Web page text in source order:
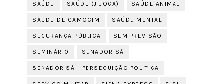
SAÚDE SAÚDE (JIJOCA) SAÚDE ANIMAL
SAÚDE DE CAMOCIM SAÚDE MENTAL
SEGURANÇA PÚBLICA SEM PREVISÃO
SEMINÁRIO SENADOR SÁ
SENADOR SÁ - PERSEGUIÇÃO POLITICA